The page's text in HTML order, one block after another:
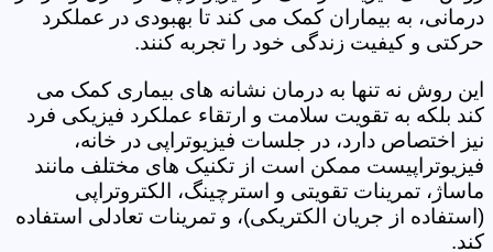
درمانی، به بیماران کمک می کند تا بهبودی در عملکرد
حرکتی و کیفیت زندگی خود را تجربه کنند.
این روش نه تنها به درمان نشانه های بیماری کمک می
کند بلکه به تقویت سلامت و ارتقاء عملکرد فیزیکی فرد
نیز اختصاص دارد، در جلسات فیزیوتراپی در خانه،
فیزیوتراپیست ممکن است از تکنیک های مختلف مانند
ماساژ، تمرینات تقویتی و استرچینگ، الکتروتراپی
(استفاده از جریان الکتریکی)، و تمرینات تعادلی استفاده
کند.